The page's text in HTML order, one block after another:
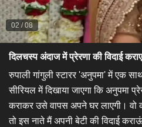
02 /08
दिलचस्प अंदाज में प्रेरणा की विदाई
​रुपाली गांगुली स्टारर 'अनुपमा' में एक
सीरियल में दिखाया जाएगा कि अनुपमा
कराकर उसे वापस अपने घर लाएगी। वो
तो इस नाते मैं अपनी बेटी की विदाई